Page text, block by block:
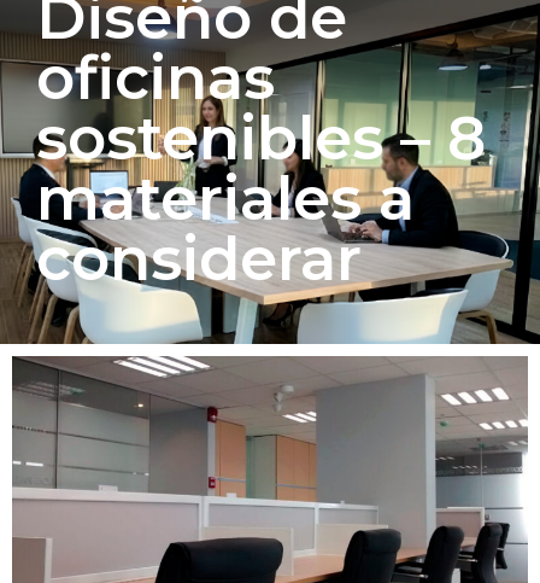
Diseño de
oficinas
sostenibles – 8
materiales a
considerar